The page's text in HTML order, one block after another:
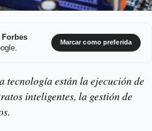
Forbes
Marcar como preferida
tecnología están la ejecución de
inteligentes, la gestión de